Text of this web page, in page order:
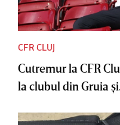
CFR CLUJ
Cutremur la CFR
la clubul din Gruia